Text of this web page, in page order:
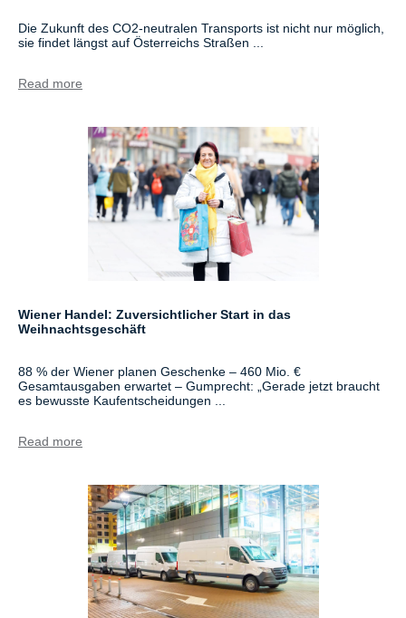
Die Zukunft des CO2-neutralen Transports ist nicht nur möglich,
sie findet längst auf Österreichs Straßen ...
Read more
Wiener Handel: Zuversichtlicher Start in das
Weihnachtsgeschäft
88 % der Wiener planen Geschenke – 460 Mio. €
Gesamtausgaben erwartet – Gumprecht: „Gerade jetzt braucht
es bewusste Kaufentscheidungen ...
Read more